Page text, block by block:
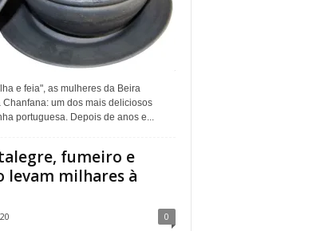
e feia", as mulheres da Beira
um dos mais deliciosos
portuguesa. Depois de anos e...
fumeiro e
levam milhares à
0